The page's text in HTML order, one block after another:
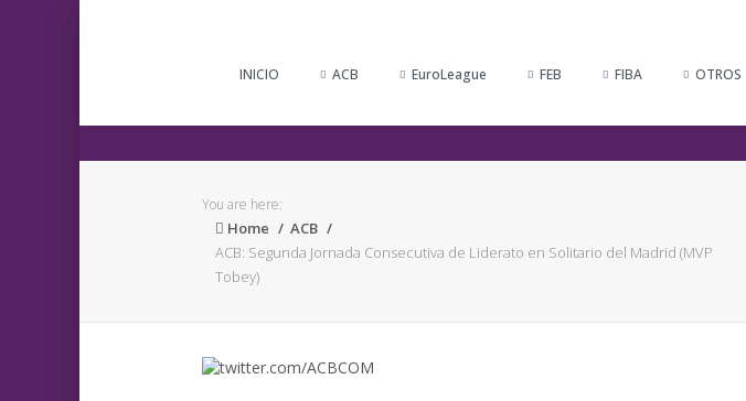
INICIO ACB EuroLeague FEB FIBA OTROS
You are here:
Home
ACB
ACB: Segunda Jornada Consecutiva de Liderato en Solitario del Madrid (MVP
Tobey)